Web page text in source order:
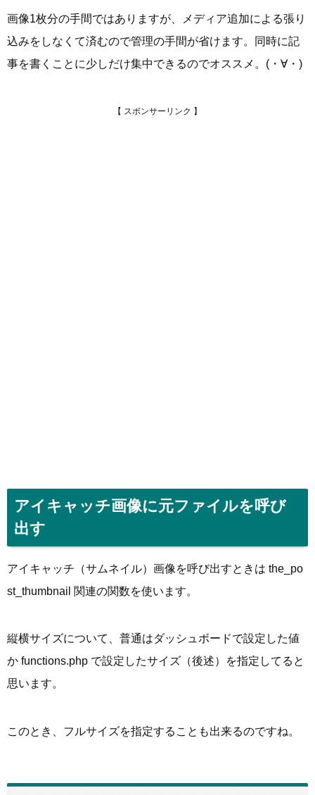
画像1枚分の手間ではありますが、メディア追加による張り
込みをしなくて済むので管理の手間が省けます。同時に記
事を書くことに少しだけ集中できるのでオススメ。(・∀・)
アイキャッチ画像に元ファイルを呼び
出す
アイキャッチ（サムネイル）画像を呼び出すときは the_po
st_thumbnail 関連の関数を使います。
縦横サイズについて、普通はダッシュボードで設定した値
か functions.php で設定したサイズ（後述）を指定してると
思います。
このとき、フルサイズを指定することも出来るのですね。